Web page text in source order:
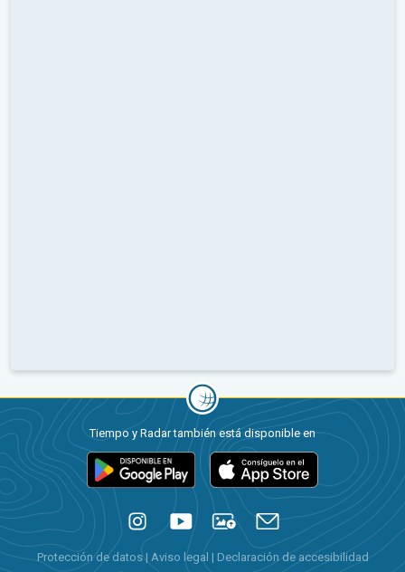
Tiempo y Radar también está disponible en
Protección de datos| Aviso legal | Declaración de accesibilidad